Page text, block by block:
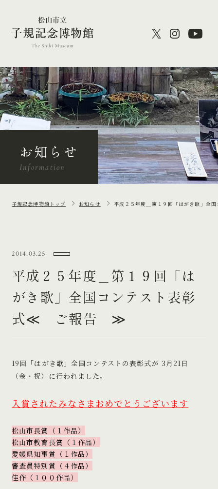
お知らせ
Information
子規記念博物館トップ お知らせ 平成２５年度＿第１９回「はがき歌」
2014.03.25
平成２５年度＿第１９回「は
がき歌」全国コンテスト表彰
式≪ ご報告 ≫
19回「はがき歌」全国コンテストの表彰式が 3月21日
（金・祝）に行われました。
入賞されたみなさまおめでとうございます
松山市長賞（１作品）
松山市教育長賞（１作品）
愛媛県知事賞（１作品）
審査員特別賞（４作品）
佳作（１００作品）